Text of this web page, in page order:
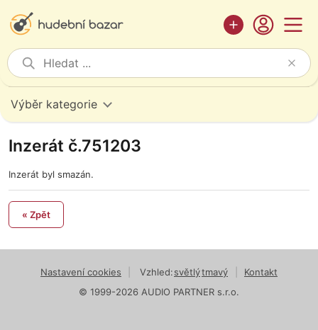
Výběr kategorie
Inzerát č.751203
Inzerát byl smazán.
« Zpět
Nastavení cookies Vzhled:světlýtmavý
Kontakt
© 1999-2026 AUDIO PARTNER s.r.o.